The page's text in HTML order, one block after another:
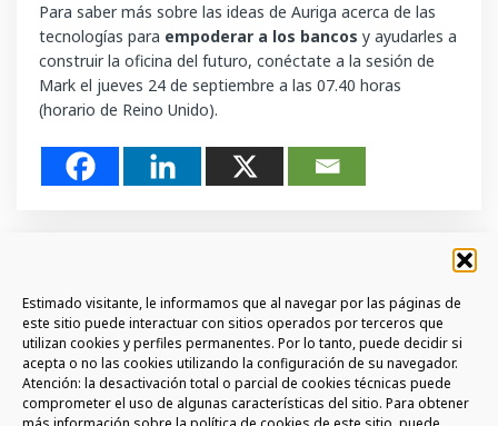
Estimado visitante, le informamos que al navegar por las páginas de
este sitio puede interactuar con sitios operados por terceros que
utilizan cookies y perfiles permanentes. Por lo tanto, puede decidir si
acepta o no las cookies utilizando la configuración de su navegador.
Atención: la desactivación total o parcial de cookies técnicas puede
comprometer el uso de algunas características del sitio. Para obtener
Para saber más sobre las ideas de Auriga acerca de las
tecnologías para empoderar a los bancos y ayudarles a
construir la oficina del futuro, conéctate a la sesión de
Mark el jueves 24 de septiembre a las 07.40 horas
(horario de Reino Unido).
SUSCRÍBETE A LA NEWSLETTER